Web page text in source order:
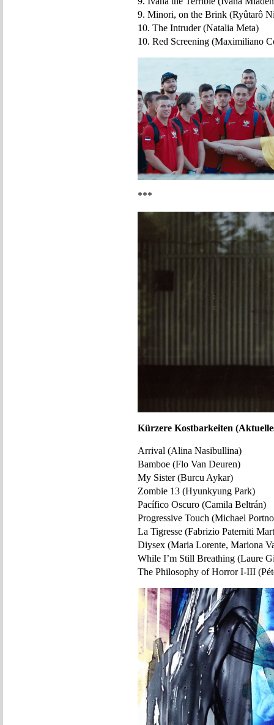
9. Minori, on the Brink (Ryûtarô
10. The Intruder (Natalia Meta)
10. Red Screening (Maximiliano
***
Kürzere Kostbarkeiten
Arrival (Alina Nasibullina)
Bamboe (Flo Van Deuren)
My Sister (Burcu Aykar)
Zombie 13 (Hyunkyung Park)
Pacífico Oscuro (Camila Beltrán)
Progressive Touch (Michael
La Tigresse (Fabrizio Paterniti
Diysex (Maria Lorente, Mariona
While I’m Still Breathing (Laure
The Philosophy of Horror I-III